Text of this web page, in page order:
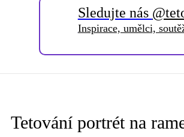
Sledujte nás
Inspirace, umělci,
Tetování portrét na